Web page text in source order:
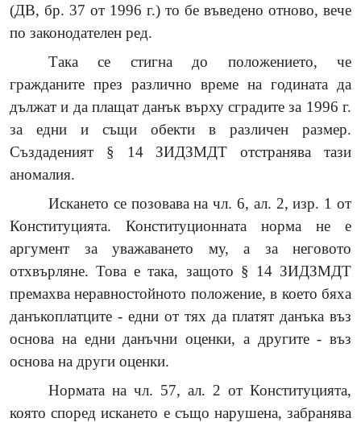
(ДВ, бр. 37 от 1996 г.) то бе въведено отново, вече
по законодателен ред.
Така се стигна до положението, че
гражданите през различно време на годината да
дължат и да плащат данък върху сградите за 1996 г.
за едни и същи обекти в различен размер.
Създаденият § 14 ЗИДЗМДТ отстранява тази
аномалия.
Искането се позовава на чл. 6, ал. 2, изр. 1 от
Конституцията. Конституционната норма не е
аргумент за уважаването му, а за неговото
отхвърляне. Това е така, защото § 14 ЗИДЗМДТ
премахва неравностойното положение, в което бяха
данъкоплатците - едни от тях да платят данъка въз
основа на едни данъчни оценки, а другите - въз
основа на други оценки.
Нормата на чл. 57, ал. 2 от Конституцията,
която според искането е също нарушена, забранява